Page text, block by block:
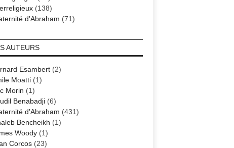
(138)
d'Abraham (71)
AUTEURS
Esambert(2)
Moatti(1)
Morin (1)
Benabadji(6)
d'Abraham (431)
Bencheikh (1)
Woody(1)
Corcos(23)